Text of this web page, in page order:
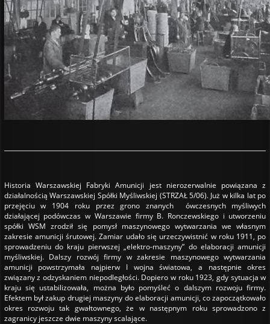
Historia Warszawskiej Fabryki Amunicji jest nierozerwalnie powiązana z
działalnością Warszawskiej Spółki Myśliwskiej (STRZAŁ 5/06). Już w kilka lat po
przejęciu w 1904 roku przez grono znanych ówczesnych myśliwych
działającej podówczas w Warszawie firmy B. Ronczewskiego i utworzeniu
spółki WSM zrodził się pomysł maszynowego wytwarzania we własnym
zakresie amunicji śrutowej. Zamiar udało się urzeczywistnić w roku 1911, po
sprowadzeniu do kraju pierwszej „elektro-maszyny” do elaboracji amunicji
myśliwskiej. Dalszy rozwój firmy w zakresie maszynowego wytwarzania
amunicji powstrzymała najpierw I wojna światowa, a następnie okres
związany z odzyskaniem niepodległości. Dopiero w roku 1923, gdy sytuacja w
kraju się ustabilizowała, można było pomyśleć o dalszym rozwoju firmy.
Efektem był zakup drugiej maszyny do elaboracji amunicji, co zapoczątkowało
okres rozwoju tak gwałtownego, że w następnym roku sprowadzono z
zagranicy jeszcze dwie maszyny scalające.